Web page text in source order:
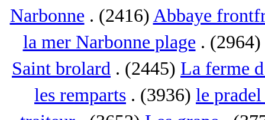
Narbonne . (2416) Abbaye
la mer Narbonne plage . (2964)
Saint brolard . (2445) La ferme
les remparts . (3936) le